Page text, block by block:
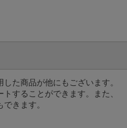
た商品が他にもございます。
することができます。また、
きます。